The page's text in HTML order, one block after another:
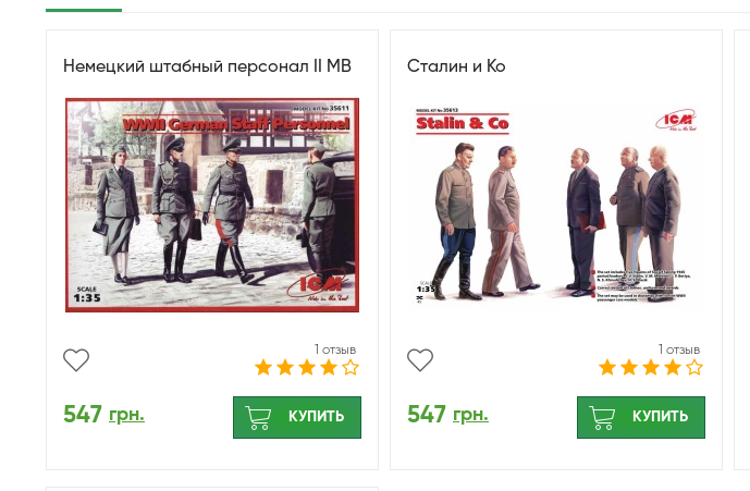
Немецкий штабный персонал II МВ
1 отзыв
547 грн. КУПИТЬ
Сталин и Ко
1 отзыв
547 грн. КУПИТЬ